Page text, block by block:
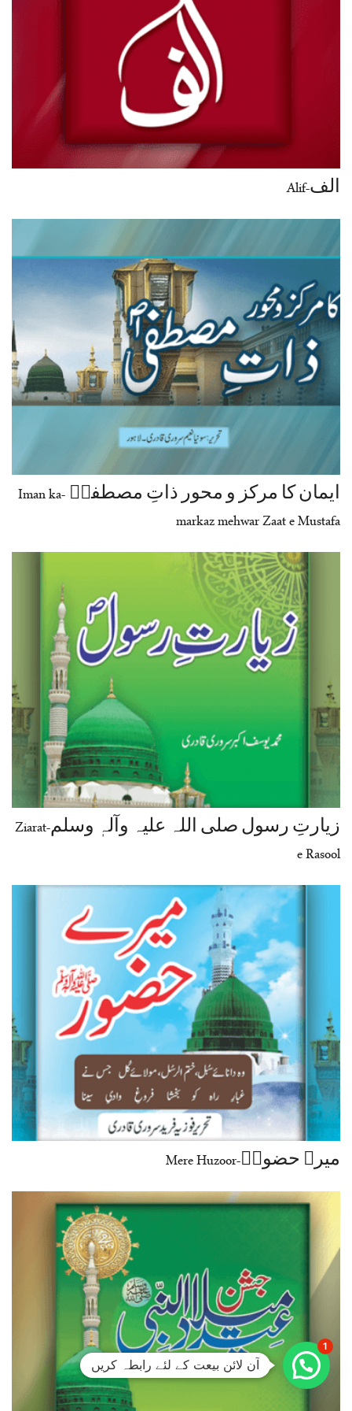
الف-Alif
ایمان کا مرکز و محور ذاتِ مصطفیؐ -Iman ka
markaz mehwar Zaat e Mustafa
زیارتِ رسول صلی اللہ علیہ وآلہٖ وسلم-Ziarat
e Rasool
میرے حضورؐ-Mere Huzoor
آن لائن بیعت کے لئے رابطہ کریں
1